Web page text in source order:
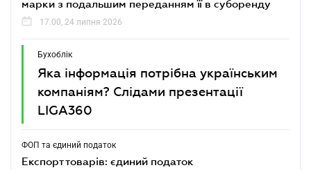
марки з подальшим переданням її в суборенду
17.00, 24 липня 2026
Бухоблік
Яка інформація потрібна українським
компаніям? Слідами презентації
LIGA360
ФОП та єдиний податок
Експорт товарів: єдиний податок